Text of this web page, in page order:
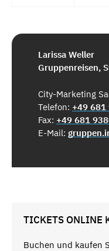
Larissa Weller
Gruppenreisen,
City-Marketing
Telefon: +49
Fax: +49 681
E-Mail:
TICKETS ONLINE
Buchen und kaufen